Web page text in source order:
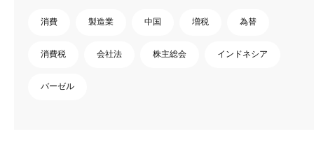
消費 製造業 中国 増税 為替
消費税 会社法 株主総会 インドネシア
バーゼル